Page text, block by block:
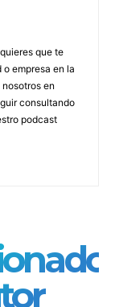
que te
empresa en la
en
consultando
podcast